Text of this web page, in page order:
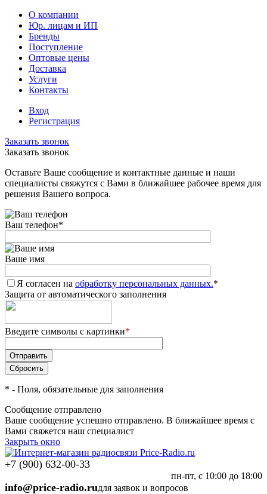
О компании
Юр. лицам и ИП
Бренды
Поступление
Оптовые цены
Доставка
Услуги
Контакты
Вход
Регистрация
Заказать звонок
Заказать звонок
Оставьте Ваше сообщение и контактные данные и наши
специалисты свяжутся с Вами в ближайшее рабочее время для
решения Вашего вопроса.
Ваш телефон*
Ваше имя
Я согласен на обработку персональных данных.*
Защита от автоматического заполнения
Введите символы с картинки*
* - Поля, обязательные для заполнения
Сообщение отправлено
Ваше сообщение успешно отправлено. В ближайшее время с
Вами свяжется наш специалист
Закрыть окно
+7 (900) 632-00-33
пн-пт, с 10:00 до 18:00
info@price-radio.ruдля заявок и вопросов